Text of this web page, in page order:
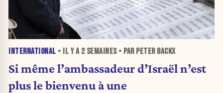
INTERNATIONAL • IL Y A 2 SEMAINES• PAR PETER BACKX
Si même l’ambassadeur d’Israël n’est
plus le bienvenu à une